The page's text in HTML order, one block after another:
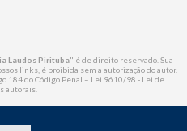
Laudos Pirituba" é de direito reservado. Sua
links, é proibida sem a autorização do autor.
184 do Código Penal – Lei 9610/98 - Lei de
autorais.